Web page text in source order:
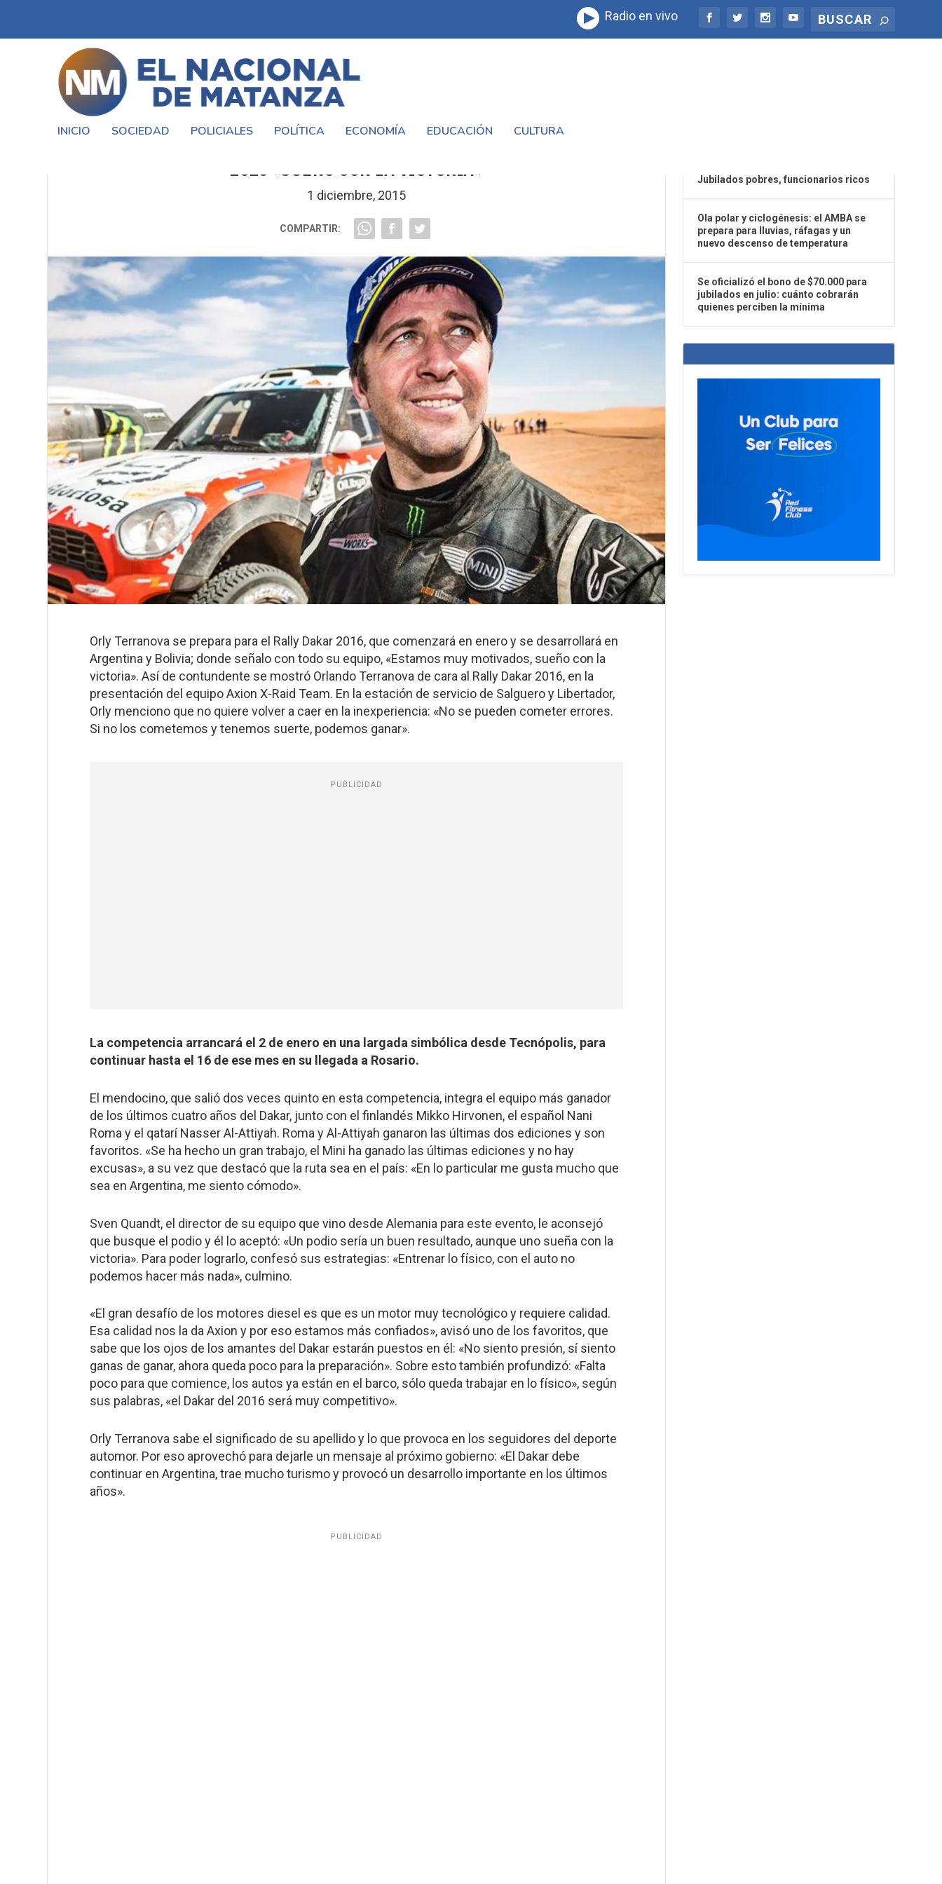
Radio en vivo
INICIO SOCIEDAD POLICIALES POLÍTICA ECONOMÍA EDUCACIÓN CULTURA
2016 «SUEÑO CON LA VICTORIA»
1 diciembre, 2015
COMPARTIR:
Orly Terranova se prepara para el Rally Dakar 2016, que comenzará en enero y se desarrollará en
Argentina y Bolivia; donde señalo con todo su equipo, «Estamos muy motivados, sueño con la
victoria». Así de contundente se mostró Orlando Terranova de cara al Rally Dakar 2016, en la
presentación del equipo Axion X-Raid Team. En la estación de servicio de Salguero y Libertador,
Orly menciono que no quiere volver a caer en la inexperiencia: «No se pueden cometer errores.
Si no los cometemos y tenemos suerte, podemos ganar».
PUBLICIDAD
La competencia arrancará el 2 de enero en una largada simbólica desde Tecnópolis, para
continuar hasta el 16 de ese mes en su llegada a Rosario.
El mendocino, que salió dos veces quinto en esta competencia, integra el equipo más ganador
de los últimos cuatro años del Dakar, junto con el finlandés Mikko Hirvonen, el español Nani
Roma y el qatarí Nasser Al-Attiyah. Roma y Al-Attiyah ganaron las últimas dos ediciones y son
favoritos. «Se ha hecho un gran trabajo, el Mini ha ganado las últimas ediciones y no hay
excusas», a su vez que destacó que la ruta sea en el país: «En lo particular me gusta mucho que
sea en Argentina, me siento cómodo».
Sven Quandt, el director de su equipo que vino desde Alemania para este evento, le aconsejó
que busque el podio y él lo aceptó: «Un podio sería un buen resultado, aunque uno sueña con la
victoria». Para poder lograrlo, confesó sus estrategias: «Entrenar lo físico, con el auto no
podemos hacer más nada», culmino.
«El gran desafío de los motores diesel es que es un motor muy tecnológico y requiere calidad.
Esa calidad nos la da Axion y por eso estamos más confiados», avisó uno de los favoritos, que
sabe que los ojos de los amantes del Dakar estarán puestos en él: «No siento presión, sí siento
ganas de ganar, ahora queda poco para la preparación». Sobre esto también profundizó: «Falta
poco para que comience, los autos ya están en el barco, sólo queda trabajar en lo físico», según
sus palabras, «el Dakar del 2016 será muy competitivo».
Orly Terranova sabe el significado de su apellido y lo que provoca en los seguidores del deporte
automor. Por eso aprovechó para dejarle un mensaje al próximo gobierno: «El Dakar debe
continuar en Argentina, trae mucho turismo y provocó un desarrollo importante en los últimos
años».
PUBLICIDAD
Jubilados pobres, funcionarios ricos
Ola polar y ciclogénesis: el AMBA se
prepara para lluvias, ráfagas y un
nuevo descenso de temperatura
Se oficializó el bono de $70.000 para
jubilados en julio: cuánto cobrarán
quienes perciben la mínima